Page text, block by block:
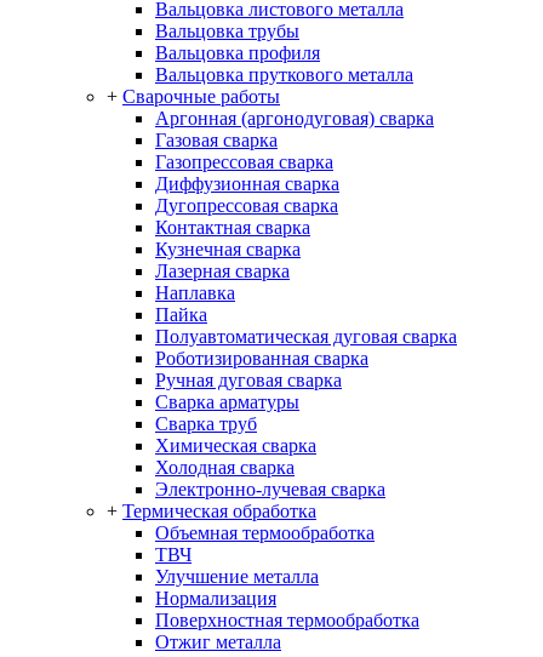
Вальцовка листового металла
Вальцовка трубы
Вальцовка профиля
Вальцовка пруткового металла
+ Сварочные работы
Аргонная (аргонодуговая) сварка
Газовая сварка
Газопрессовая сварка
Диффузионная сварка
Дугопрессовая сварка
Контактная сварка
Кузнечная сварка
Лазерная сварка
Наплавка
Пайка
Полуавтоматическая дуговая сварка
Роботизированная сварка
Ручная дуговая сварка
Сварка арматуры
Сварка труб
Химическая сварка
Холодная сварка
Электронно-лучевая сварка
+ Термическая обработка
Объемная термообработка
ТВЧ
Улучшение металла
Нормализация
Поверхностная термообработка
Отжиг металла